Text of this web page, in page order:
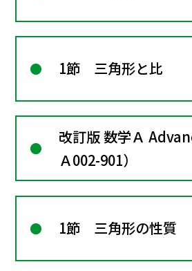
1節 三角形と比
改訂版 数学Ａ
Ａ002-901）
1節 三角形の性質